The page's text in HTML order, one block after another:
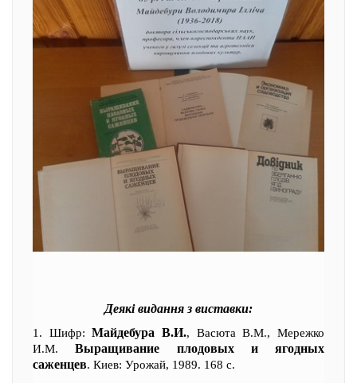
Деякі видання з виставки:
1. Шифр:Майдебура В.И., Васюта В.М., Мережко
И.М.Выращивание плодовых и ягодных
саженцев. Киев: Урожай, 1989. 168 с.